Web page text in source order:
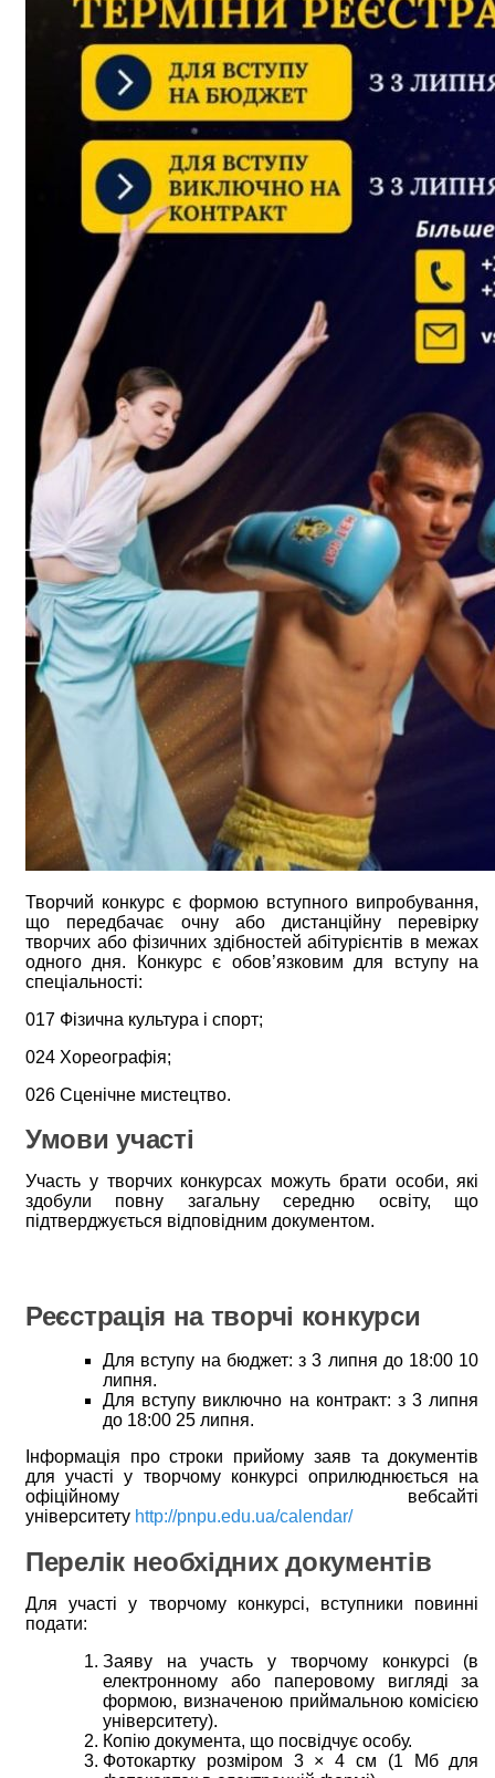
Творчий конкурс є формою вступного випробування,
що передбачає очну або дистанційну перевірку
творчих або фізичних здібностей абітурієнтів в межах
одного дня. Конкурс є обов’язковим для вступу на
спеціальності:
017 Фізична культура і спорт;
024 Хореографія;
026 Сценічне мистецтво.
Умови участі
Участь у творчих конкурсах можуть брати особи, які
здобули повну загальну середню освіту, що
підтверджується відповідним документом.
Реєстрація на творчі конкурси
Для вступу на бюджет: з 3 липня до 18:00 10
липня.
Для вступу виключно на контракт: з 3 липня
до 18:00 25 липня.
Інформація про строки прийому заяв та документів
для участі у творчому конкурсі оприлюднюється на
офіційному вебсайті
університету http://pnpu.edu.ua/calendar/
Перелік необхідних документів
Для участі у творчому конкурсі, вступники повинні
подати:
Заяву на участь у творчому конкурсі (в
електронному або паперовому вигляді за
формою, визначеною приймальною комісією
університету).
Копію документа, що посвідчує особу.
Фотокартку розміром 3 × 4 см (1 Мб для